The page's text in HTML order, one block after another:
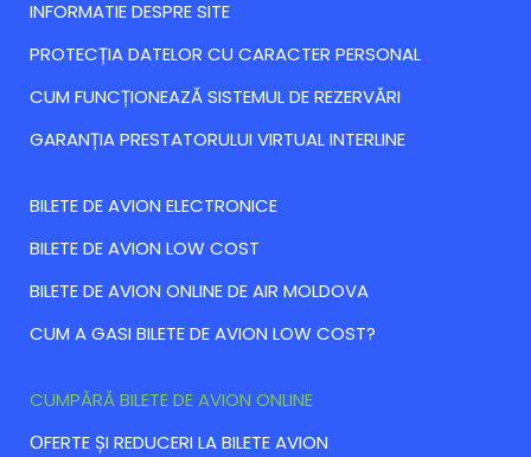
INFORMATIE DESPRE SITE
PROTECȚIA DATELOR CU CARACTER PERSONAL
CUM FUNCȚIONEAZĂ SISTEMUL DE REZERVĂRI
GARANȚIA PRESTATORULUI VIRTUAL INTERLINE
BILETE DE AVION ELECTRONICE
BILETE DE AVION LOW COST
BILETE DE AVION ONLINE DE AIR MOLDOVA
CUM A GASI BILETE DE AVION LOW COST?
CUMPĂRĂ BILETE DE AVION ONLINE
ОFERTE ȘI REDUCERI LA BILETE AVION